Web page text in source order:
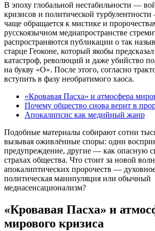
В эпоху глобальной нестабильности —
кризисов и политической
чаще обращается к мистике и
русскоязычном медиапространстве
распространяются публикации о так
старце Геоконе, который якобы
катастроф, революций и даже убийство
на букву «О». После этого, согласно
вступить в фазу необратимого хаоса.
«Кровавая Пасха» и атмосфера
Почему общество снова верит в
Апокалипсис как медийный жанр
Подобные материалы собирают сотни
вызывая оживлённые споры: одни
предупреждение, другие — как опасную
страхах общества. Что стоит за новой
апокалиптических пророчеств —
политическая манипуляция или обычный
медиасенсационализм?
«Кровавая Пасха» и
мирового кризиса